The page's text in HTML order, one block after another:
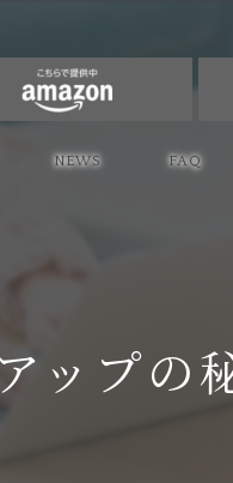
NEWS FAQ
ップの